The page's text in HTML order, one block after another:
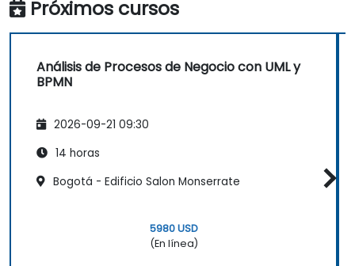
Próximos cursos
Análisis de Procesos de Negocio con UML y
BPMN
2026-09-21 09:30
14 horas
Bogotá - Edificio Salon Monserrate
5980 USD
(En línea)